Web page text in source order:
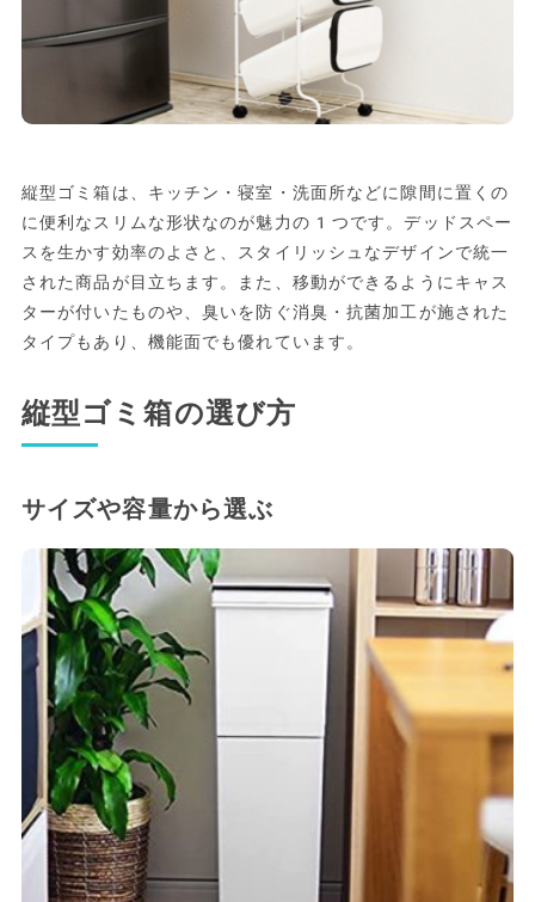
縦型ゴミ箱は、キッチン・寝室・洗面所などに隙間に置くの
に便利なスリムな形状なのが魅力の1つです。デッドスペー
スを生かす効率のよさと、スタイリッシュなデザインで統一
された商品が目立ちます。また、移動ができるようにキャス
ターが付いたものや、臭いを防ぐ消臭・抗菌加工が施された
タイプもあり、機能面でも優れています。
縦型ゴミ箱の選び方
サイズや容量から選ぶ